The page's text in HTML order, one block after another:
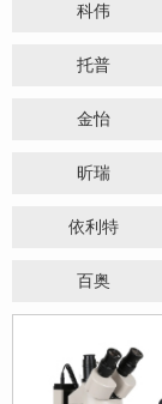
科伟
托普
金怡
昕瑞
依利特
百奥